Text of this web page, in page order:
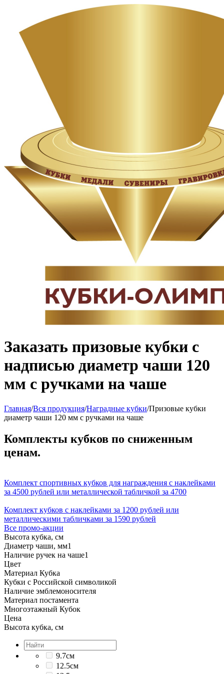
Заказать призовые кубки с
надписью диаметр чаши 120
мм с ручками на чаше
Главная/Вся продукция/Наградные кубки/Призовые кубки
диаметр чаши 120 мм с ручками на чаше
Комплекты кубков по сниженным
ценам.
Комплект спортивных кубков для награждения с наклейками
за 4500 рублей или металлической табличкой за 4700
Комплект кубков с наклейками за 1200 рублей или
металлическими табличками за 1590 рублей
Все промо-акции
Высота кубка, см
Диаметр чаши, мм1
Наличие ручек на чаше1
Цвет
Материал Кубка
Кубки с Российской символикой
Наличие эмблемоносителя
Материал постамента
Многоэтажный Кубок
Цена
Высота кубка, см
9.7см
12.5см